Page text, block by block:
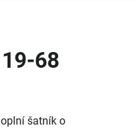
68
šatník o